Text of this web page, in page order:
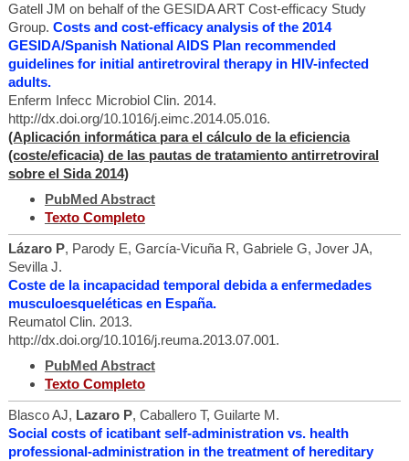
Gatell JM on behalf of the GESIDA ART Cost-efficacy Study
Group. Costs and cost-efficacy analysis of the 2014
GESIDA/Spanish National AIDS Plan recommended
guidelines for initial antiretroviral therapy in HIV-infected
adults.
Enferm Infecc Microbiol Clin. 2014.
http://dx.doi.org/10.1016/j.eimc.2014.05.016.
(Aplicación informática para el cálculo de la eficiencia
(coste/eficacia) de las pautas de tratamiento antirretroviral
sobre el Sida 2014)
PubMed Abstract
Texto Completo
Lázaro P, Parody E, García-Vicuña R, Gabriele G, Jover JA,
Sevilla J.
Coste de la incapacidad temporal debida a enfermedades
musculoesqueléticas en España.
Reumatol Clin. 2013.
http://dx.doi.org/10.1016/j.reuma.2013.07.001.
PubMed Abstract
Texto Completo
Blasco AJ, Lazaro P, Caballero T, Guilarte M.
Social costs of icatibant self-administration vs. health
professional-administration in the treatment of hereditary